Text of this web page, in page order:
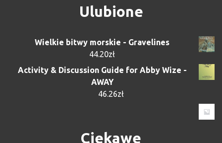
Ulubione
Wielkie bitwy morskie - Gravelines
44.20zł
Activity & Discussion Guide for Abby Wize -
AWAY
46.26zł
Ciekawe